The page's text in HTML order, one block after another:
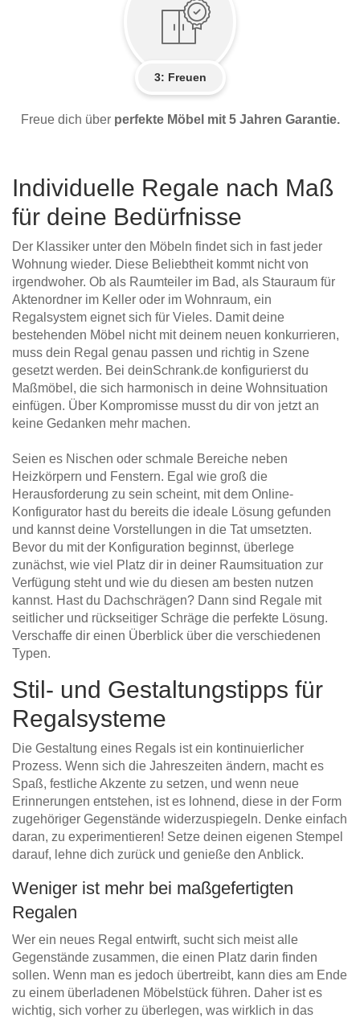
3: Freuen
Freue dich über perfekte Möbel mit 5 Jahren Garantie.
Individuelle Regale nach Maß
für deine Bedürfnisse
Der Klassiker unter den Möbeln findet sich in fast jeder
Wohnung wieder. Diese Beliebtheit kommt nicht von
irgendwoher. Ob als Raumteiler im Bad, als Stauraum für
Aktenordner im Keller oder im Wohnraum, ein
Regalsystem eignet sich für Vieles. Damit deine
bestehenden Möbel nicht mit deinem neuen konkurrieren,
muss dein Regal genau passen und richtig in Szene
gesetzt werden. Bei deinSchrank.de konfigurierst du
Maßmöbel, die sich harmonisch in deine Wohnsituation
einfügen. Über Kompromisse musst du dir von jetzt an
keine Gedanken mehr machen.
Seien es Nischen oder schmale Bereiche neben
Heizkörpern und Fenstern. Egal wie groß die
Herausforderung zu sein scheint, mit dem Online-
Konfigurator hast du bereits die ideale Lösung gefunden
und kannst deine Vorstellungen in die Tat umsetzten.
Bevor du mit der Konfiguration beginnst, überlege
zunächst, wie viel Platz dir in deiner Raumsituation zur
Verfügung steht und wie du diesen am besten nutzen
kannst. Hast du Dachschrägen? Dann sind Regale mit
seitlicher und rückseitiger Schräge die perfekte Lösung.
Verschaffe dir einen Überblick über die verschiedenen
Typen.
Stil- und Gestaltungstipps für
Regalsysteme
Die Gestaltung eines Regals ist ein kontinuierlicher
Prozess. Wenn sich die Jahreszeiten ändern, macht es
Spaß, festliche Akzente zu setzen, und wenn neue
Erinnerungen entstehen, ist es lohnend, diese in der Form
zugehöriger Gegenstände widerzuspiegeln. Denke einfach
daran, zu experimentieren! Setze deinen eigenen Stempel
darauf, lehne dich zurück und genieße den Anblick.
Weniger ist mehr bei maßgefertigten
Regalen
Wer ein neues Regal entwirft, sucht sich meist alle
Gegenstände zusammen, die einen Platz darin finden
sollen. Wenn man es jedoch übertreibt, kann dies am Ende
zu einem überladenen Möbelstück führen. Daher ist es
wichtig, sich vorher zu überlegen, was wirklich in das